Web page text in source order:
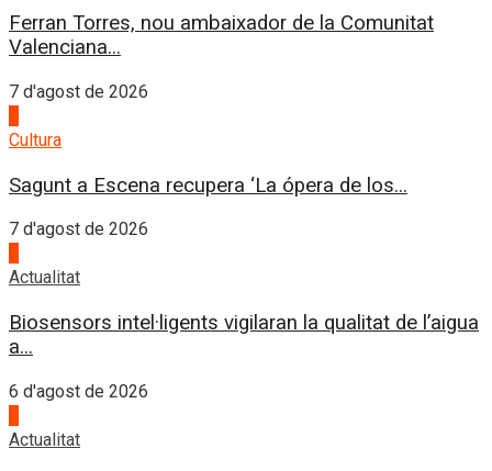
Ferran Torres, nou ambaixador de la Comunitat
Valenciana...
7 d'agost de 2026
Cultura
Sagunt a Escena recupera ‘La ópera de los...
7 d'agost de 2026
Actualitat
Biosensors intel·ligents vigilaran la qualitat de l’aigua
a...
6 d'agost de 2026
Actualitat